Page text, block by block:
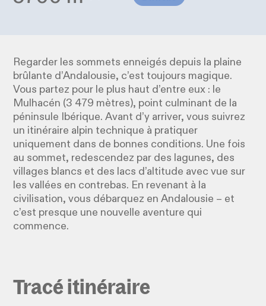
Regarder les sommets enneigés depuis la plaine
brûlante d’Andalousie, c’est toujours magique.
Vous partez pour le plus haut d’entre eux : le
Mulhacén (3 479 mètres), point culminant de la
péninsule Ibérique. Avant d’y arriver, vous suivrez
un itinéraire alpin technique à pratiquer
uniquement dans de bonnes conditions. Une fois
au sommet, redescendez par des lagunes, des
villages blancs et des lacs d’altitude avec vue sur
les vallées en contrebas. En revenant à la
civilisation, vous débarquez en Andalousie – et
c’est presque une nouvelle aventure qui
commence.
Tracé itinéraire